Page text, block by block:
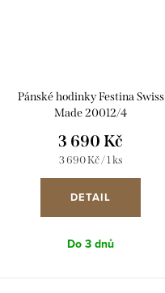
Pánské hodinky Festina Swiss
Made 20012/4
3 690 Kč
Měrná
cena:
3 690 Kč / 1 ks
DETAIL
Do 3 dnů